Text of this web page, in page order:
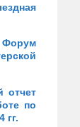
Форум
отчет
по
гг.